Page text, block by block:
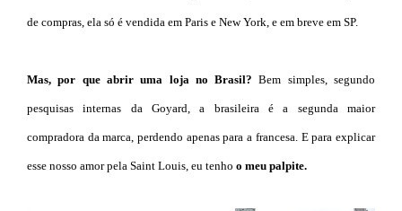
de compras, ela só é vendida em Paris e New York, e em breve em SP.
Mas, por que abrir uma loja no Brasil?Bem simples, segundo
pesquisas internas da Goyard, a brasileira é a segunda maior
compradora da marca, perdendo apenas para a francesa. E para explicar
esse nosso amor pela Saint Louis, eu tenho o meu palpite.